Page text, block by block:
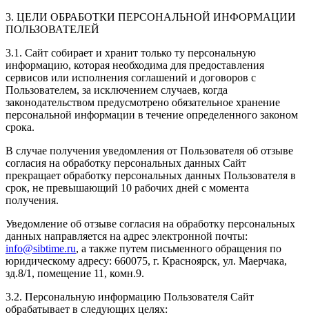
3. ЦЕЛИ ОБРАБОТКИ ПЕРСОНАЛЬНОЙ ИНФОРМАЦИИ
ПОЛЬЗОВАТЕЛЕЙ
3.1. Сайт собирает и хранит только ту персональную
информацию, которая необходима для предоставления
сервисов или исполнения соглашений и договоров с
Пользователем, за исключением случаев, когда
законодательством предусмотрено обязательное хранение
персональной информации в течение определенного законом
срока.
В случае получения уведомления от Пользователя об отзыве
согласия на обработку персональных данных Сайт
прекращает обработку персональных данных Пользователя в
срок, не превышающий 10 рабочих дней с момента
получения.
Уведомление об отзыве согласия на обработку персональных
данных направляется на адрес электронной почты:
info@sibtime.ru, а также путем письменного обращения по
юридическому адресу: 660075, г. Красноярск, ул. Маерчака,
зд.8/1, помещение 11, комн.9.
3.2. Персональную информацию Пользователя Сайт
обрабатывает в следующих целях: